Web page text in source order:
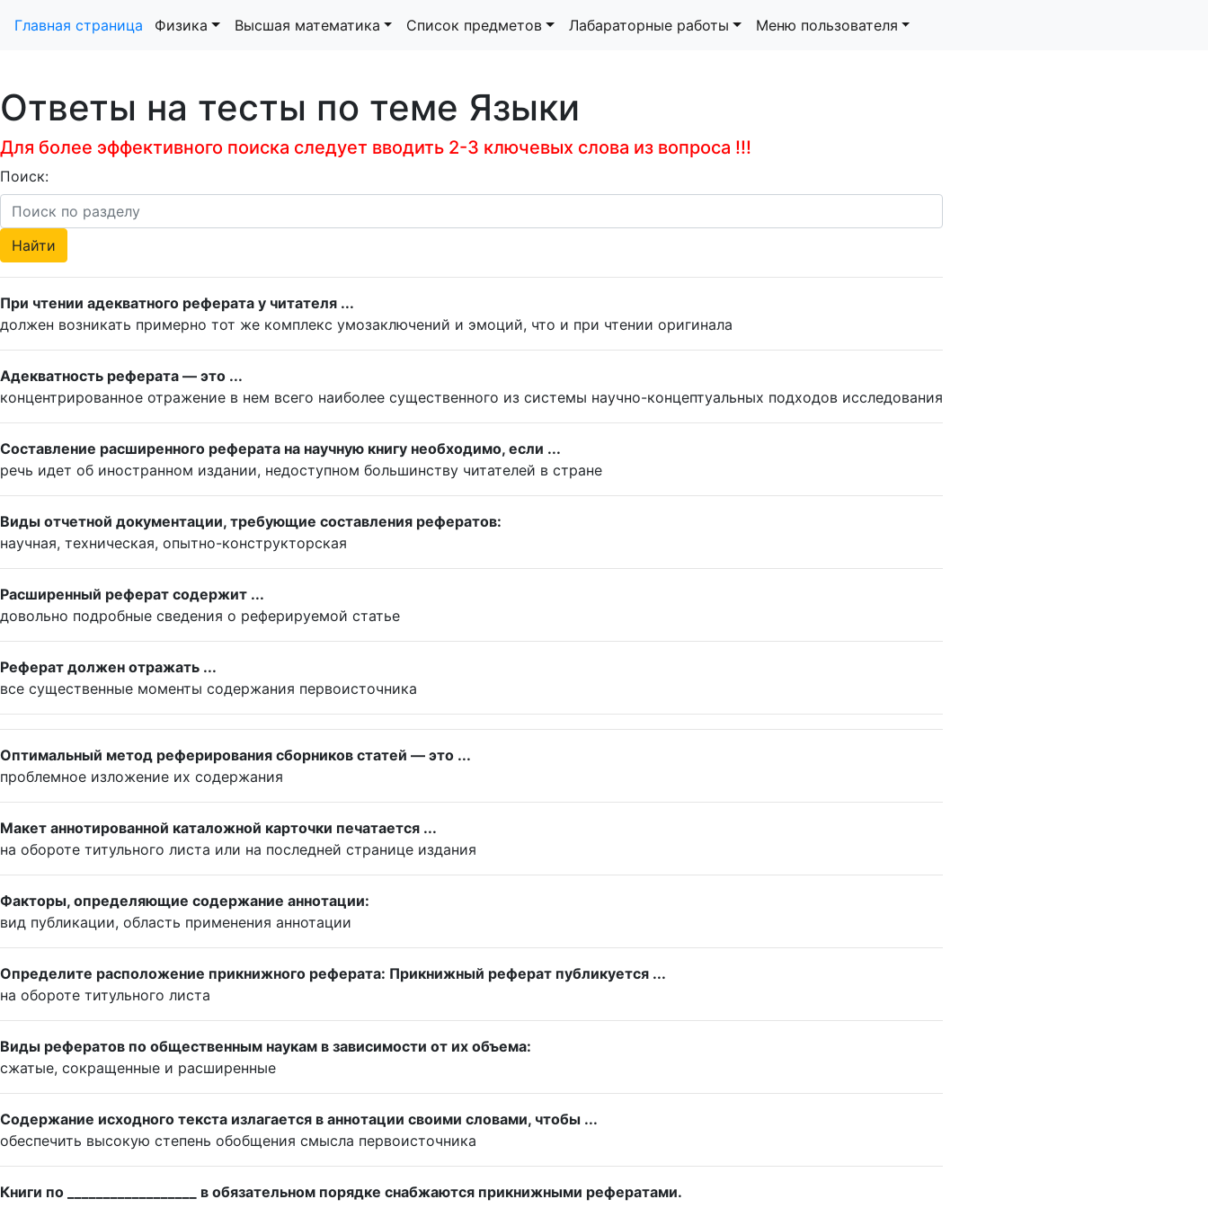
Главная страница Физика Высшая математика Список предметов Лабараторные работы Меню пользователя
Ответы на тесты по теме Языки
Для более эффективного поиска следует вводить 2-3 ключевых слова из вопроса !!!
Поиск:
При чтении адекватного реферата у читателя ...
должен возникать примерно тот же комплекс умозаключений и эмоций, что и при чтении оригинала
Адекватность реферата — это ...
концентрированное отражение в нем всего наиболее существенного из системы научно-концептуальных подходов исследования
Составление расширенного реферата на научную книгу необходимо, если ...
речь идет об иностранном издании, недоступном большинству читателей в стране
Виды отчетной документации, требующие составления рефератов:
научная, техническая, опытно-конструкторская
Расширенный реферат содержит ...
довольно подробные сведения о реферируемой статье
Реферат должен отражать ...
все существенные моменты содержания первоисточника
Оптимальный метод реферирования сборников статей — это ...
проблемное изложение их содержания
Макет аннотированной каталожной карточки печатается ...
на обороте титульного листа или на последней странице издания
Факторы, определяющие содержание аннотации:
вид публикации, область применения аннотации
Определите расположение прикнижного реферата: Прикнижный реферат публикуется ...
на обороте титульного листа
Виды рефератов по общественным наукам в зависимости от их объема:
сжатые, сокращенные и расширенные
Содержание исходного текста излагается в аннотации своими словами, чтобы ...
обеспечить высокую степень обобщения смысла первоисточника
Книги по __________________ в обязательном порядке снабжаются прикнижными рефератами.